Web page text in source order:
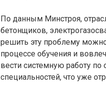
По данным Минстроя,
бетонщиков,
решить эту проблему
процессе обучения и
вести системную работу
специальностей, что уже